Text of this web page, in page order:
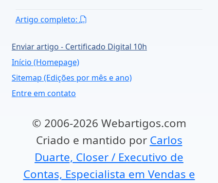
Artigo completo:
Enviar artigo - Certificado Digital 10h
Início (Homepage)
Sitemap (Edições por mês e ano)
Entre em contato
© 2006-2026 Webartigos.com
Criado e mantido por Carlos
Duarte, Closer / Executivo de
Contas, Especialista em Vendas e